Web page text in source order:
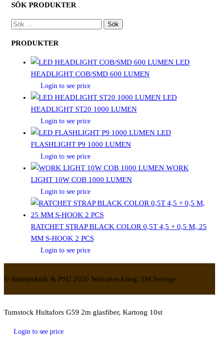
SÖK PRODUKTER
SÖK
PRODUKTER
LED
HEADLIGHT COB/SMD 600 LUMEN
Login to see price
LED
HEADLIGHT ST20 1000 LUMEN
Login to see price
LED
FLASHLIGHT P9 1000 LUMEN
Login to see price
WORK
LIGHT 10W COB 1000 LUMEN
Login to see price
RATCHET STRAP BLACK COLOR 0,5T 4,5 + 0,5 M, 25
MM S-HOOK 2 PCS
Login to see price
© Smörjteknik & PSU 2026 Webutveckling: 5M Sverige
Tumstock Hultafors G59 2m glasfiber, Kartong 10st
Login to see price